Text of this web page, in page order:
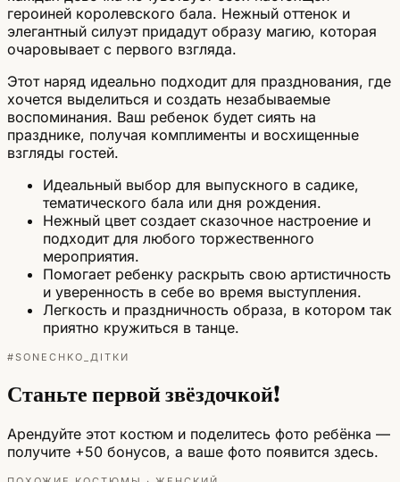
героиней королевского бала. Нежный оттенок и
элегантный силуэт придадут образу магию, которая
очаровывает с первого взгляда.
Этот наряд идеально подходит для празднования, где
хочется выделиться и создать незабываемые
воспоминания. Ваш ребенок будет сиять на
празднике, получая комплименты и восхищенные
взгляды гостей.
Идеальный выбор для выпускного в садике,
тематического бала или дня рождения.
Нежный цвет создает сказочное настроение и
подходит для любого торжественного
мероприятия.
Помогает ребенку раскрыть свою артистичность
и уверенность в себе во время выступления.
Легкость и праздничность образа, в котором так
приятно кружиться в танце.
#SONECHKO_ДІТКИ
Станьте первой звёздочкой!
Арендуйте этот костюм и поделитесь фото ребёнка —
получите +50 бонусов, а ваше фото появится здесь.